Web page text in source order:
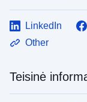
LinkedIn
Other
Teisinė